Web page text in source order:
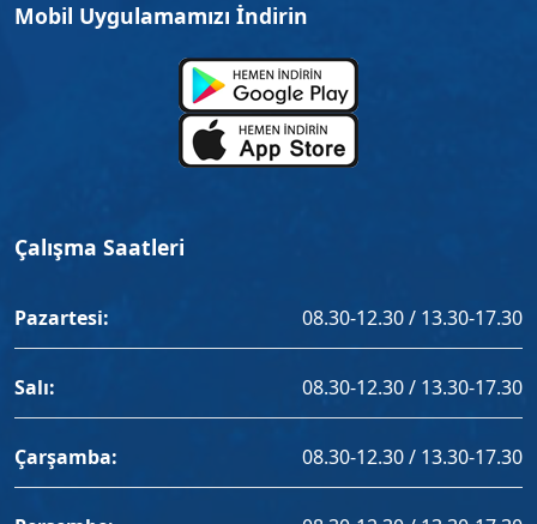
Mobil Uygulamamızı İndirin
Çalışma Saatleri
Pazartesi: 08.30-12.30 / 13.30-17.30
Salı: 08.30-12.30 / 13.30-17.30
Çarşamba: 08.30-12.30 / 13.30-17.30